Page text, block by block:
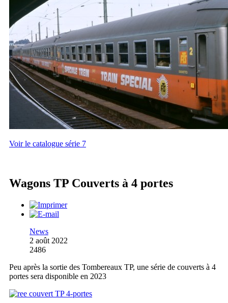
Voir le catalogue série 7
Wagons TP Couverts à 4 portes
News
2 août 2022
2486
Peu après la sortie des Tombereaux TP, une série de couverts à 4
portes sera disponible en 2023